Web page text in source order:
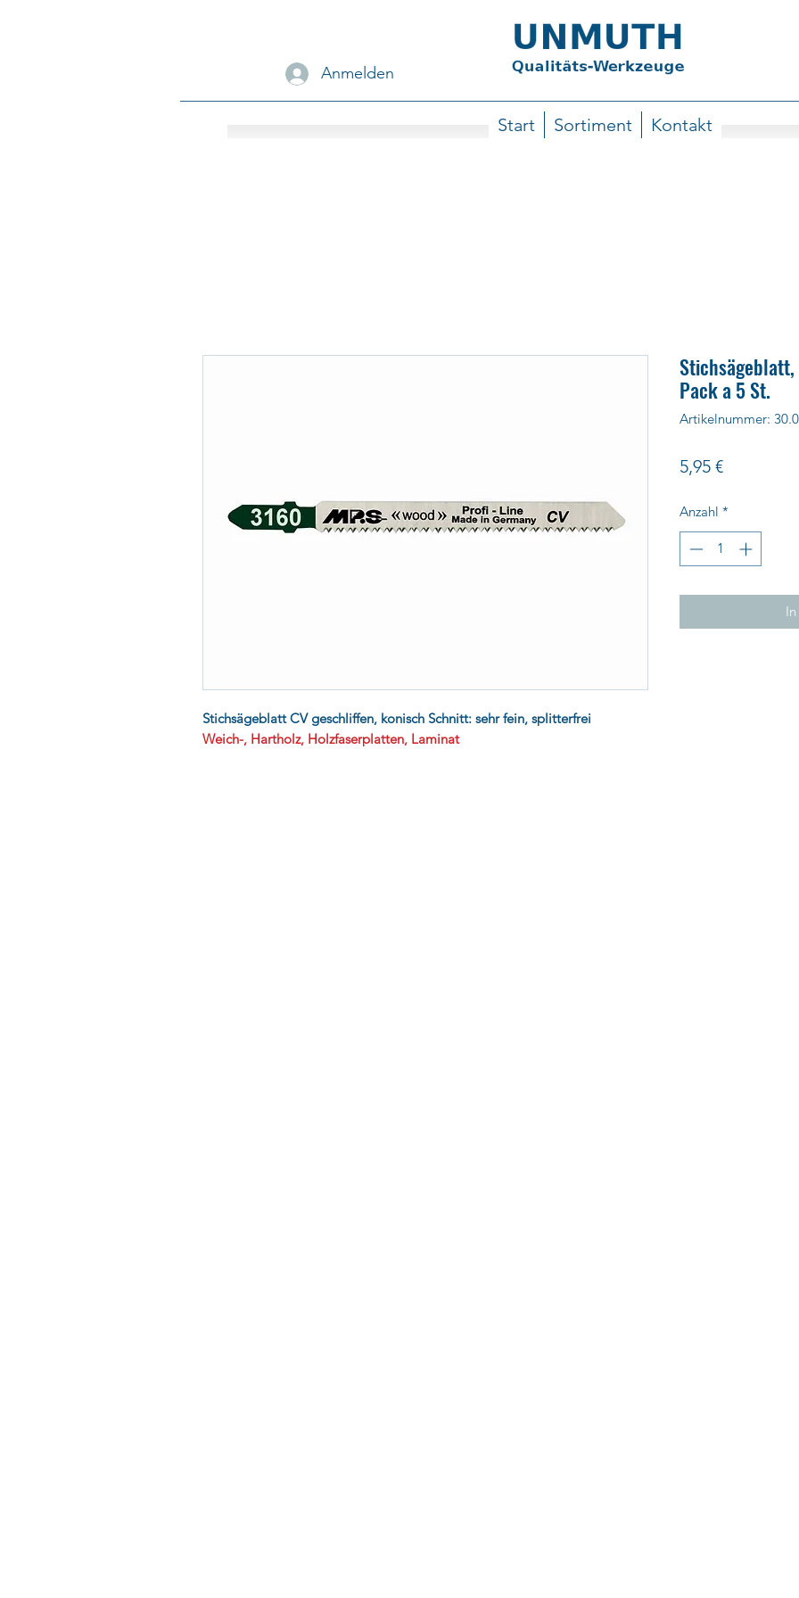
Anmelden
Start Sortiment Kontakt
Stichsägeblatt CV geschliffen, konisch Schnitt: sehr fein, splitterfrei
Weich-, Hartholz, Holzfaserplatten, Laminat
Stichsägeblatt,
Pack a 5 St.
Artikelnummer:
5,95 €Preis
Anzahl *